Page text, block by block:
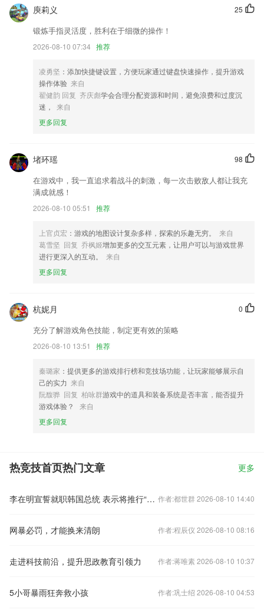
新增夜间模式（个人中心—设置—夜间模式）
接入SPHSPA的本地调试工具加入AFCI功能更新了国家安规；
3：修复了部分用户启动闪退问题；
优化其它
优化若干细节，提升用户体验。
联系我们
改。
25
庾莉义
锻炼手指灵活度，胜利在于细微的操作！
2026-08-10 07:34 推荐
凌勇坚 ：添加快捷键设置，方便玩家通过键盘快速操作，提升游戏
操作体验 来自
翟健韵 回复 齐庆彪学会合理分配资源和时间，避免浪费和过度沉
迷，
来自
更多回复
98
堵环瑶
在游戏中，我一直追求着战斗的刺激，每一次击败敌人都让我充
满成就感！
2026-08-10 05:51 推荐
上官贞宏 ：游戏的地图设计复杂多样，探索的乐趣无穷。
来自
葛雪坚 回复 乔枫姬增加更多的交互元素，让用户可以与游戏世界
进行更深入的互动。
来自
更多回复
0
杭妮月
充分了解游戏角色技能，制定更有效的策略
2026-08-10 13:51 推荐
秦璐家 ：提供更多的游戏排行榜和竞技场功能，让玩家能够展示自
己的实力 来自
阮馥骅 回复 柏咏群游戏中的道具和装备系统是否丰富，能否提升
游戏体验？
来自
更多回复
热竞技首页热门文章 更多
李在明宣誓就职韩国总统 表示将推行“实用外交” 作者:都世群 2026-08-10 14:40
网暴必罚，才能换来清朗 作者:程辰仪 2026-08-10 08:16
走进科技前沿，提升思政教育引领力 作者:蒋唯素 2026-08-10 10:37
5小哥暴雨狂奔救小孩 作者:巩士绍 2026-08-10 04:53